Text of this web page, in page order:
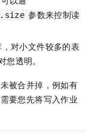
参数来控制读
对小文件较多的表
透明。
被合并掉，例如有
要您先将写入作业